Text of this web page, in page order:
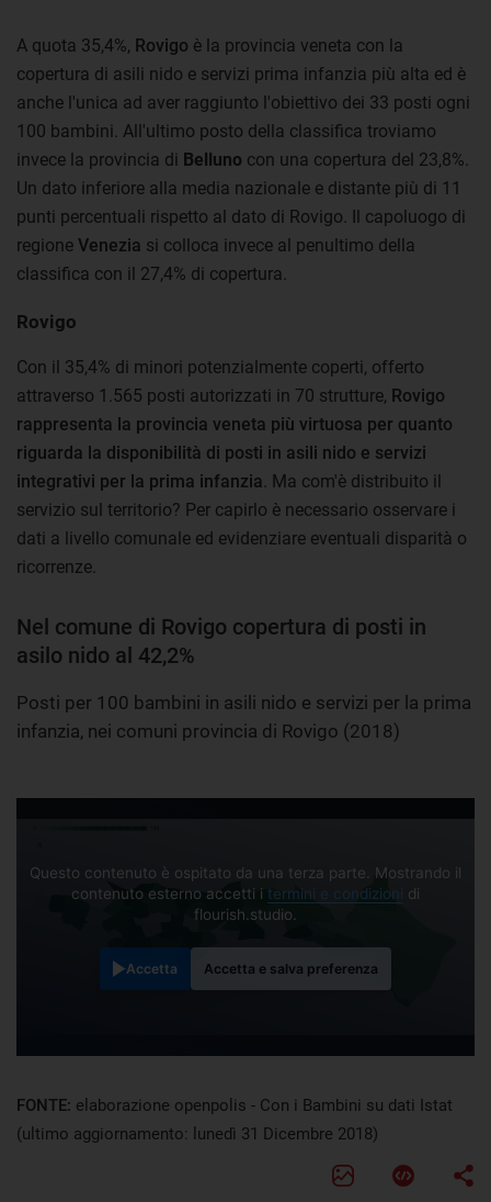
A quota 35,4%, Rovigo è la provincia veneta con la
copertura di asili nido e servizi prima infanzia più alta ed è
anche l'unica ad aver raggiunto l'obiettivo dei 33 posti ogni
100 bambini. All'ultimo posto della classifica troviamo
invece la provincia di Belluno con una copertura del 23,8%.
Un dato inferiore alla media nazionale e distante più di 11
punti percentuali rispetto al dato di Rovigo. Il capoluogo di
regione Venezia si colloca invece al penultimo della
classifica con il 27,4% di copertura.
Rovigo
Con il 35,4% di minori potenzialmente coperti, offerto
attraverso 1.565 posti autorizzati in 70 strutture, Rovigo
rappresenta la provincia veneta più virtuosa per quanto
riguarda la disponibilità di posti in asili nido e servizi
integrativi per la prima infanzia . Ma com'è distribuito il
servizio sul territorio? Per capirlo è necessario osservare i
dati a livello comunale ed evidenziare eventuali disparità o
ricorrenze.
Nel comune di Rovigo copertura di posti in
asilo nido al 42,2%
Posti per 100 bambini in asili nido e servizi per la prima
infanzia, nei comuni provincia di Rovigo (2018)
Questo contenuto è ospitato da una terza parte. Mostrando il
contenuto esterno accetti i termini e condizioni di
flourish.studio.
Accetta Accetta e salva preferenza
FONTE: elaborazione openpolis - Con i Bambini su dati Istat
(ultimo aggiornamento: lunedì 31 Dicembre 2018)